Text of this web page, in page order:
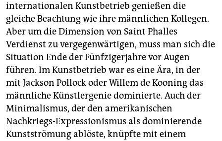
internationalen Kunstbetrieb genießen die
gleiche Beachtung wie ihre männlichen Kollegen.
Aber um die Dimension von Saint Phalles
Verdienst zu vergegenwärtigen, muss man sich die
Situation Ende der Fünfzigerjahre vor Augen
führen. Im Kunstbetrieb war es eine Ära, in der
mit Jackson Pollock oder Willem de Kooning das
männliche Künstlergenie dominierte. Auch der
Minimalismus, der den amerikanischen
Nachkriegs-Expressionismus als dominierende
Kunstströmung ablöste, knüpfte mit einem